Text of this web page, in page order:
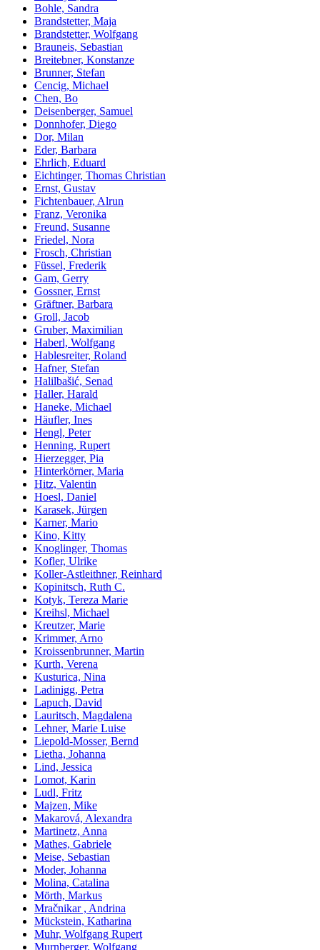
Bohle, Sandra
Brandstetter, Maja
Brandstetter, Wolfgang
Brauneis, Sebastian
Breitebner, Konstanze
Brunner, Stefan
Cencig, Michael
Chen, Bo
Deisenberger, Samuel
Donnhofer, Diego
Dor, Milan
Eder, Barbara
Ehrlich, Eduard
Eichtinger, Thomas Christian
Ernst, Gustav
Fichtenbauer, Alrun
Franz, Veronika
Freund, Susanne
Friedel, Nora
Frosch, Christian
Füssel, Frederik
Gam, Gerry
Gossner, Ernst
Gräftner, Barbara
Groll, Jacob
Gruber, Maximilian
Haberl, Wolfgang
Hablesreiter, Roland
Hafner, Stefan
Halilbašić, Senad
Haller, Harald
Haneke, Michael
Häufler, Ines
Hengl, Peter
Henning, Rupert
Hierzegger, Pia
Hinterkörner, Maria
Hitz, Valentin
Hoesl, Daniel
Karasek, Jürgen
Karner, Mario
Kino, Kitty
Knoglinger, Thomas
Kofler, Ulrike
Koller-Astleithner, Reinhard
Kopinitsch, Ruth C.
Kotyk, Tereza Marie
Kreihsl, Michael
Kreutzer, Marie
Krimmer, Arno
Kroissenbrunner, Martin
Kurth, Verena
Kusturica, Nina
Ladinigg, Petra
Lapuch, David
Lauritsch, Magdalena
Lehner, Marie Luise
Liepold-Mosser, Bernd
Lietha, Johanna
Lind, Jessica
Lomot, Karin
Ludl, Fritz
Majzen, Mike
Makarová, Alexandra
Martinetz, Anna
Mathes, Gabriele
Meise, Sebastian
Moder, Johanna
Molina, Catalina
Mörth, Markus
Mračnikar , Andrina
Mückstein, Katharina
Muhr, Wolfgang Rupert
Murnberger, Wolfgang